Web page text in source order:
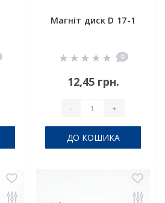
Магніт диск D 17-1
0
12,45 грн.
- +
ДО КОШИКА